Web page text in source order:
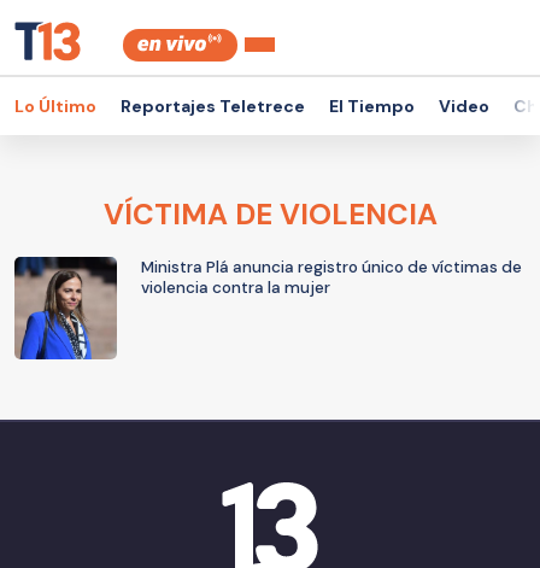
Lo Último Reportajes Teletrece El Tiempo Video
VÍCTIMA DE VIOLENCIA
Ministra Plá anuncia registro único de víctimas de
violencia contra la mujer